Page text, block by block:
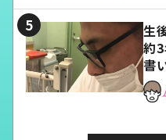
生
約
書